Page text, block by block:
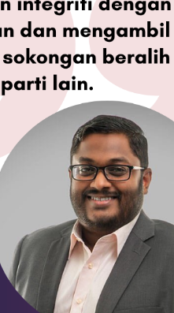
Siaran Media
NEGARA DAN
MASA
Susulan
Peratus
TINDAKAN
PASARAN